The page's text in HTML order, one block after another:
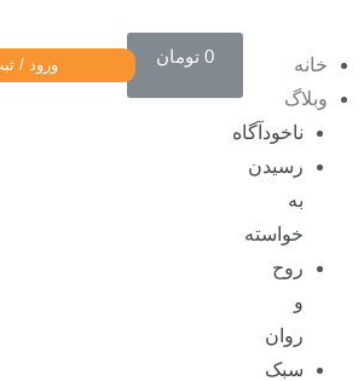
خانه
وبلاگ
ناخودآگاه
رسیدن
به
خواسته
روح
و
روان
سبک
0 تومان ورود /